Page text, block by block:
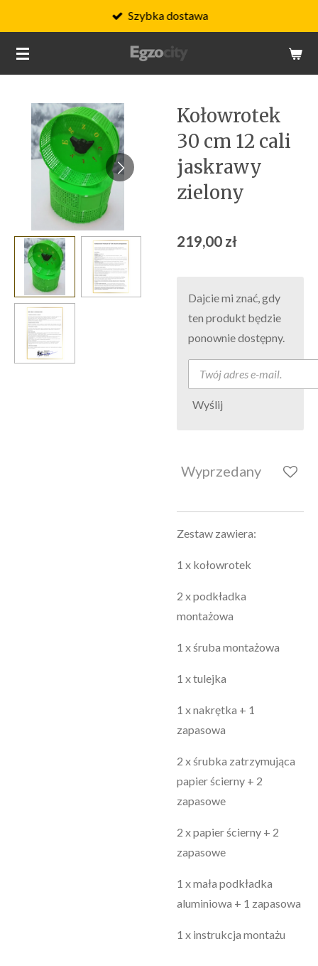
do
głównej
treści
Szybka dostawa
Kołowrotek
30 cm 12 cali
jaskrawy
zielony
219,00 zł
Dajcie mi znać, gdy
ten produkt będzie
ponownie dostępny.
Wyślij
Wyprzedany
Zestaw zawiera:
1 x kołowrotek
2 x podkładka
montażowa
1 x śruba montażowa
1 x tulejka
1 x nakrętka + 1
zapasowa
2 x śrubka zatrzymująca
papier ścierny + 2
zapasowe
2 x papier ścierny + 2
zapasowe
1 x mała podkładka
aluminiowa + 1 zapasowa
1 x instrukcja montażu